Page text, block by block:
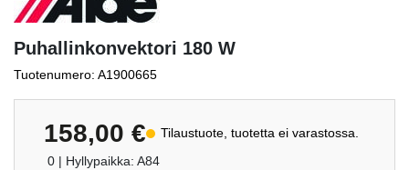
Puhallinkonvektori 180 W
Tuotenumero: A1900665
158,00 € Tilaustuote, tuotetta ei varastossa.
0 | Hyllypaikka: A84